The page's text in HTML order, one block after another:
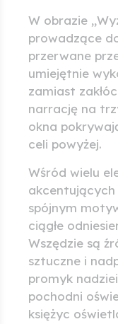
W obrazie
prowadzące
przerwane
umiejętnie
zamiast
narrację na
okna
celi powyżej.
Wśród wielu
akcentujących
spójnym
ciągłe
Wszędzie są
sztuczne i
promyk
pochodni
księżyc